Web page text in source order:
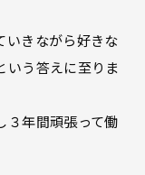
いきながら好きな
いう答えに至りま
３年間頑張って働